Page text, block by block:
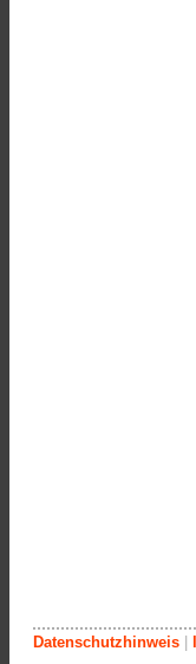
Datenschutzhinweis